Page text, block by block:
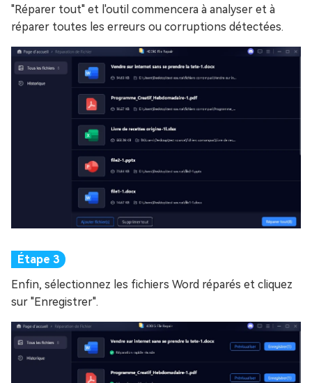
"Réparer tout" et l'outil commencera à analyser et à
réparer toutes les erreurs ou corruptions détectées.
Enfin, sélectionnez les fichiers Word réparés et cliquez
sur "Enregistrer".